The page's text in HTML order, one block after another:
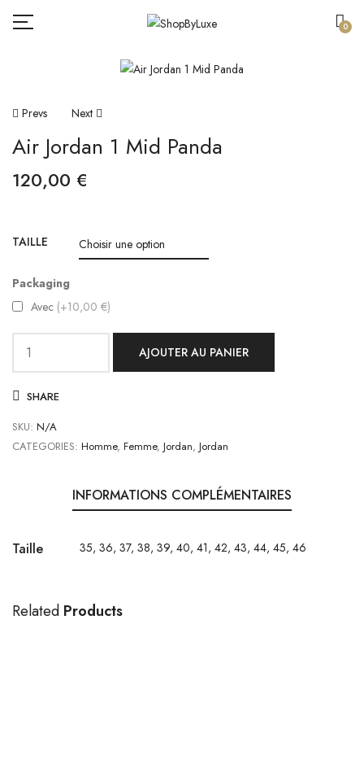
0
Navigation
De
L’article
Prevs Next
Air Jordan 1 Mid Panda
120,00 €
TAILLE
Packaging
Avec (+10,00 €)
quantité
Air
Jordan
1
AJOUTER AU PANIER
SHARE
SKU: N/A
CATEGORIES: Homme, Femme, Jordan, Jordan
INFORMATIONS COMPLÉMENTAIRES
Taille 35, 36, 37, 38, 39, 40, 41, 42, 43, 44, 45, 46
Related Products